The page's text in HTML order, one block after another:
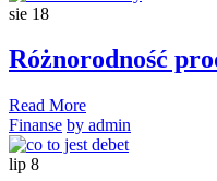
sie 18
Różnorodność
Read More
Finanse by admin
lip 8